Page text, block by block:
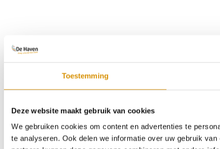
Toestemming
Deze website maakt gebruik van cookies
We gebruiken cookies om content en advertenties te
te analyseren. Ook delen we informatie over uw gebruik